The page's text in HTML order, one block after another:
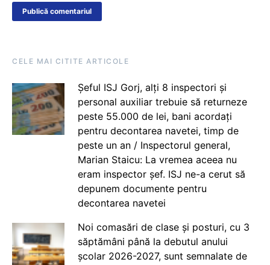
CELE MAI CITITE ARTICOLE
Șeful ISJ Gorj, alți 8 inspectori și
personal auxiliar trebuie să returneze
peste 55.000 de lei, bani acordați
pentru decontarea navetei, timp de
peste un an / Inspectorul general,
Marian Staicu: La vremea aceea nu
eram inspector șef. ISJ ne-a cerut să
depunem documente pentru
decontarea navetei
Noi comasări de clase și posturi, cu 3
săptămâni până la debutul anului
școlar 2026-2027, sunt semnalate de